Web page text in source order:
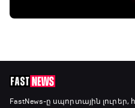
FastNews-ը սպորտային լուրեր,